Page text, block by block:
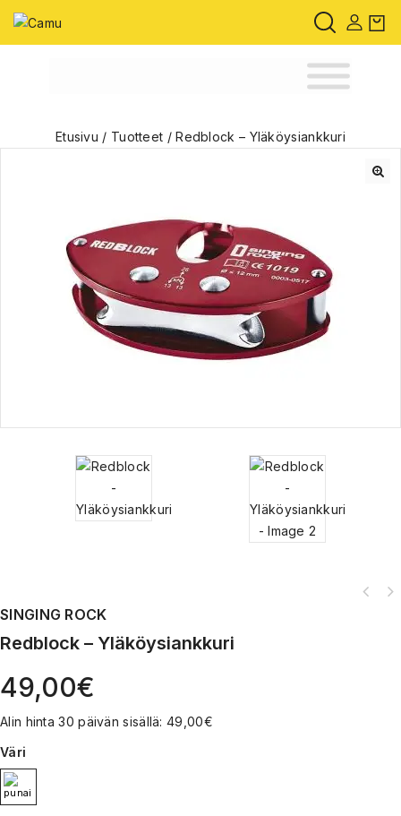
Etusivu / Tuotteet /Redblock – Yläköysiankkuri
SINGING ROCK
Redblock – Yläköysiankkuri
49,00€
Alin hinta 30 päivän sisällä:49,00€
Väri